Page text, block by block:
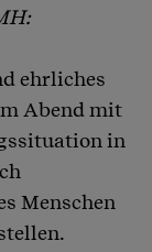
ehrliches
Abend mit
in
Menschen